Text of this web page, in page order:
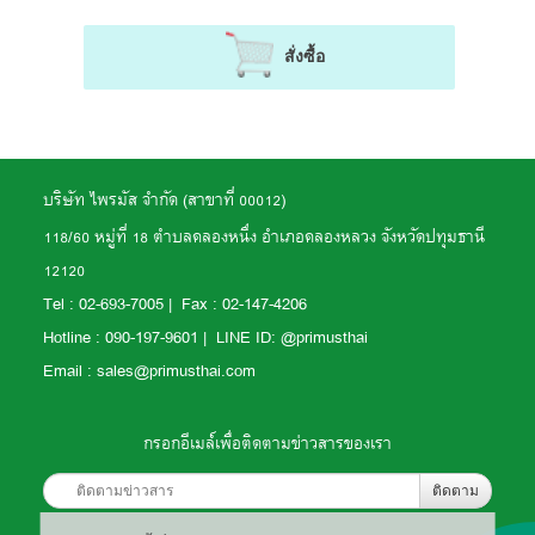
สั่งซื้อ
บริษัท ไพรมัส จำกัด (สาขาที่ 00012)
118/60 หมู่ที่ 18 ตำบลคลองหนึ่ง อำเภอคลองหลวง จังหวัดปทุมธานี
12120
Tel : 02-693-7005 | Fax : 02-147-4206
Hotline : 090-197-9601 | LINE ID: @primusthai
Email : sales@primusthai.com
กรอกอีเมล์เพื่อติดตามข่าวสารของเรา
ติดตาม